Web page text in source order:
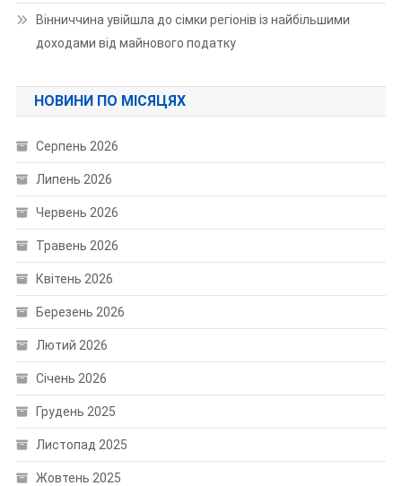
Вінниччина увійшла до сімки регіонів із найбільшими
доходами від майнового податку
НОВИНИ ПО МІСЯЦЯХ
Серпень 2026
Липень 2026
Червень 2026
Травень 2026
Квітень 2026
Березень 2026
Лютий 2026
Січень 2026
Грудень 2025
Листопад 2025
Жовтень 2025